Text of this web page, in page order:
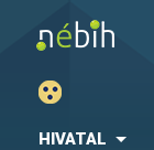
HIVATAL